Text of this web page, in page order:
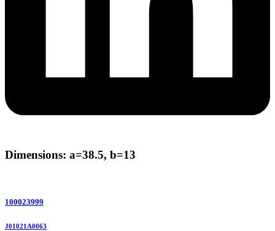
Dimensions: a=38.5, b=13
100023999
J01021A0063